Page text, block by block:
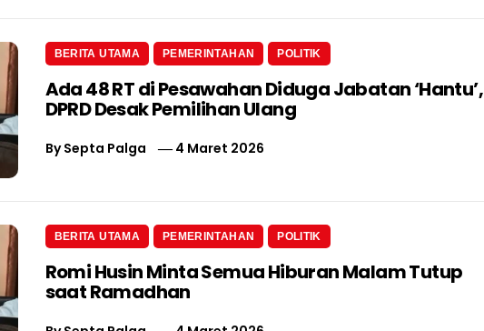
BERITA UTAMA PEMERINTAHAN POLITIK
Ada 48 RT di Pesawahan Diduga Jabatan ‘Hantu’,
DPRD Desak Pemilihan Ulang
BySepta Palga 4 Maret 2026
BERITA UTAMA PEMERINTAHAN POLITIK
Romi Husin Minta Semua Hiburan Malam Tutup
saat Ramadhan